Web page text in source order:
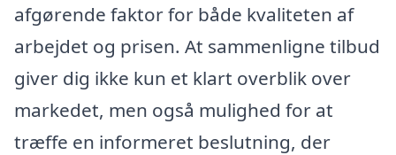
afgørende faktor for både kvaliteten af
arbejdet og prisen. At sammenligne tilbud
giver dig ikke kun et klart overblik over
markedet, men også mulighed for at
træffe en informeret beslutning, der